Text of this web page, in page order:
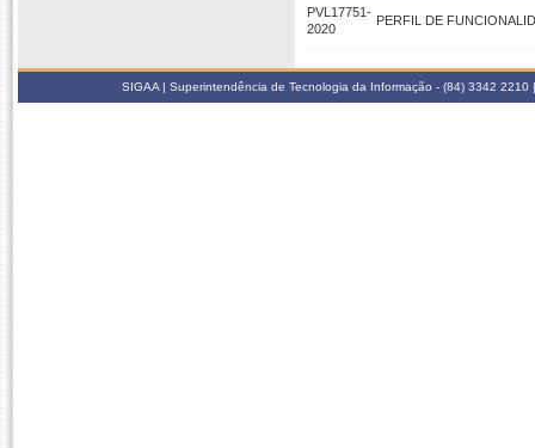
PVL17751-
2020
PERFIL DE
SIGAA | Superintendência de Tecnologia da Informação - (84) 3342